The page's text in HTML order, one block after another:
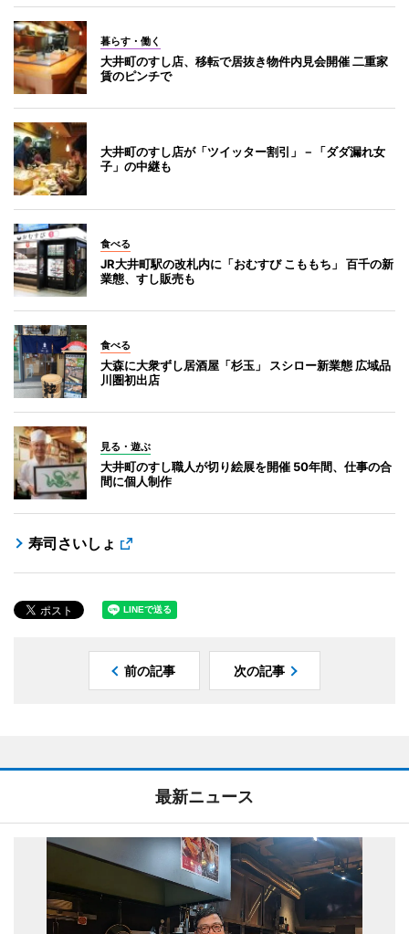
暮らす・働く
大井町のすし店、移転で居抜き物件内見会開催 二重家
賃のピンチで
大井町のすし店が「ツイッター割引」－「ダダ漏れ女
子」の中継も
食べる
JR大井町駅の改札内に「おむすび こももち」 百千の新
業態、すし販売も
食べる
大森に大衆ずし居酒屋「杉玉」 スシロー新業態 広域品
川圏初出店
見る・遊ぶ
大井町のすし職人が切り絵展を開催 50年間、仕事の合
間に個人制作
寿司さいしょ
前の記事 次の記事
最新ニュース